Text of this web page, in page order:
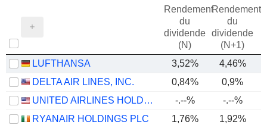
Rendement
du
dividende
(N)
Rendement
du
dividende
(N+1)
LUFTHANSA 3,52%
4,46%
DELTA AIR LINES, INC.
0,84% 0,9%
UNITED AIRLINES HOLDINGS, INC.
-.--%
-.--%
RYANAIR HOLDINGS PLC
1,76% 1,92%